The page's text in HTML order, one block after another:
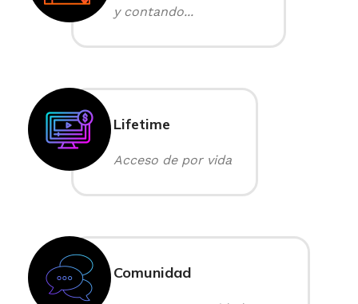
y contando...
Lifetime
Acceso de por vida
Comunidad